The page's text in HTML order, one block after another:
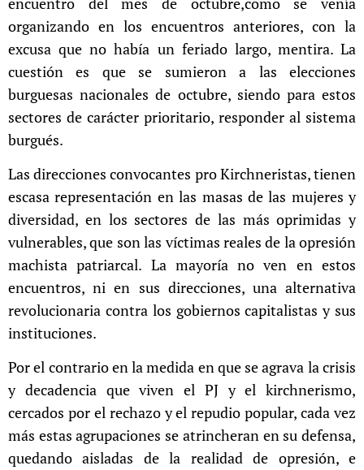
organizando en los encuentros anteriores, con la
excusa que no había un feriado largo, mentira. La
cuestión es que se sumieron a las elecciones
burguesas nacionales de octubre, siendo para estos
sectores de carácter prioritario, responder al sistema
burgués.
Las direcciones convocantes pro Kirchneristas, tienen
escasa representación en las masas de las mujeres y
diversidad, en los sectores de las más oprimidas y
vulnerables, que son las víctimas reales de la opresión
machista patriarcal. La mayoría no ven en estos
encuentros, ni en sus direcciones, una alternativa
revolucionaria contra los gobiernos capitalistas y sus
instituciones.
Por el contrario en la medida en que se agrava la crisis
y decadencia que viven el PJ y el kirchnerismo,
cercados por el rechazo y el repudio popular, cada vez
más estas agrupaciones se atrincheran en su defensa,
quedando aisladas de la realidad de opresión, e